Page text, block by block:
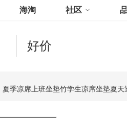
海淘 社区
好价
夏季凉席上班坐垫竹学生凉席坐垫夏